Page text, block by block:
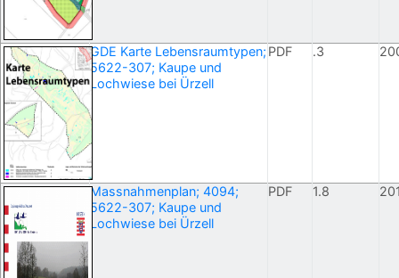
GDE Karte Lebensraumtypen;
5622-307; Kaupe und
Lochwiese bei Ürzell
PDF .3
Massnahmenplan; 4094;
5622-307; Kaupe und
Lochwiese bei Ürzell
PDF 1.8